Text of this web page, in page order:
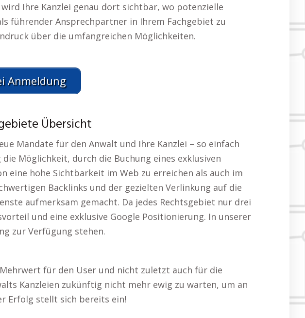
Ihre Kanzlei genau dort sichtbar, wo potenzielle
führender Ansprechpartner in Ihrem Fachgebiet zu
über die umfangreichen Möglichkeiten.
Anmeldung
Übersicht
Mandate für den Anwalt und Ihre Kanzlei – so einfach
Möglichkeit, durch die Buchung eines exklusiven
eine hohe Sichtbarkeit im Web zu erreichen als auch im
Backlinks und der gezielten Verlinkung auf die
aufmerksam gemacht. Da jedes Rechtsgebiet nur drei
und eine exklusive Google Positionierung. In unserer
zur Verfügung stehen.
für den User und nicht zuletzt auch für die
Kanzleien zukünftig nicht mehr ewig zu warten, um an
Erfolg stellt sich bereits ein!